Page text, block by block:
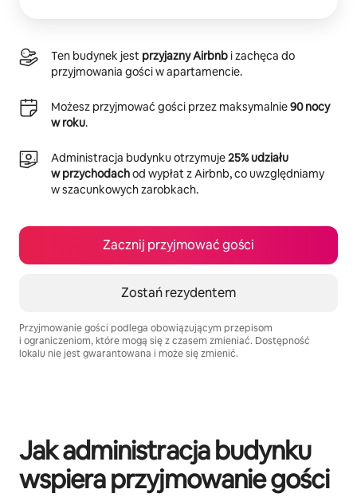
Ten budynek jest przyjazny Airbnb i zachęca do
przyjmowania gości w apartamencie.
Możesz przyjmować gości przez maksymalnie90 nocy
w roku.
Administracja budynku otrzymuje25% udziału
w przychodachod wypłat z Airbnb, co uwzględniamy
w szacunkowych zarobkach.
Zacznij przyjmować gości
Zostań rezydentem
Przyjmowanie gości podlega obowiązującym przepisom
i ograniczeniom, które mogą się z czasem zmieniać. Dostępność
lokalu nie jest gwarantowana i może się zmienić.
Jak administracja budynku
wspiera przyjmowanie gości